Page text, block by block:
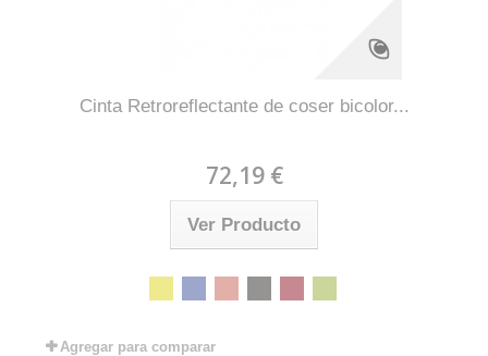
Cinta Retroreflectante de coser bicolor...
72,19 €
Ver Producto
Agregar para comparar